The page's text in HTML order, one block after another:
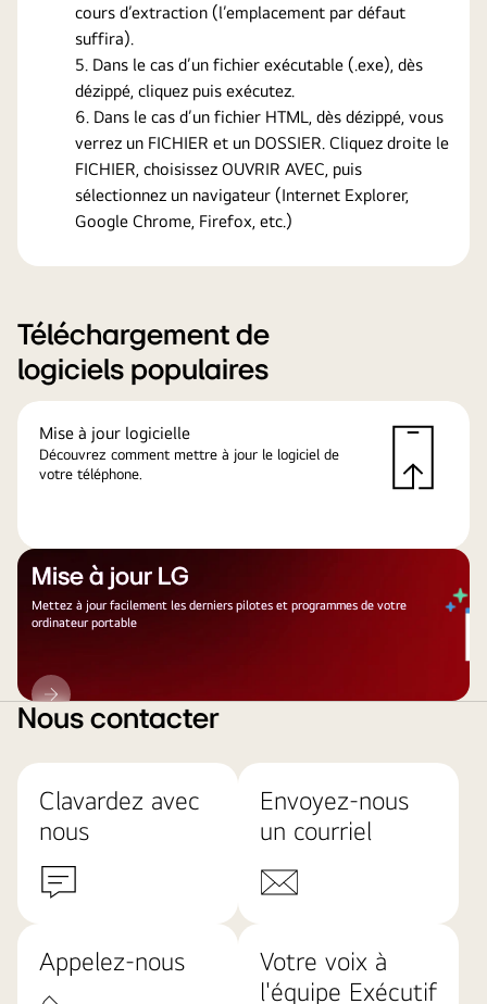
cours d’extraction (l’emplacement par défaut
suffira).
Dans le cas d’un fichier exécutable (.exe), dès
dézippé, cliquez puis exécutez.
Dans le cas d’un fichier HTML, dès dézippé, vous
verrez un FICHIER et un DOSSIER. Cliquez droite le
FICHIER, choisissez OUVRIR AVEC, puis
sélectionnez un navigateur (Internet Explorer,
Google Chrome, Firefox, etc.)
Téléchargement de
logiciels populaires
Mise à jour logicielle
Découvrez comment mettre à jour le logiciel de
votre téléphone.
Mise à jour LG
Mettez à jour facilement les derniers pilotes et programmes de votre
ordinateur portable
Mise
à
LG
Nous contacter
Clavardez avec
nous
Envoyez-nous
un courriel
Appelez-nous
Votre voix à
l'équipe Exécutif